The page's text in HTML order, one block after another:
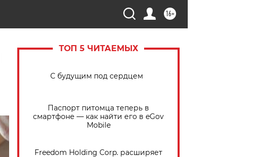
16+
ТОП 5 ЧИТАЕМЫХ
С будущим под сердцем
Паспорт питомца теперь в
смартфоне — как найти его в eGov
Mobile
Freedom Holding Corp. расширяет